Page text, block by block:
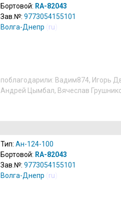
Бортовой: RA-82043
Зав.№: 9773054155101
Волга-Днепр
ru
поблагодарили: Вадим874, Игорь
Андрей Цымбал, Вячеслав
Тип: Ан-124-100
Бортовой: RA-82043
Зав.№: 9773054155101
Волга-Днепр
ru